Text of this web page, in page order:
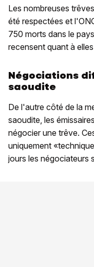
Les nombreuses
été respectées et
750 morts dans le
recensent quant à
Négociations
saoudite
De l'autre côté de la
saoudite, les
négocier une trêve.
uniquement
jours les négociateurs